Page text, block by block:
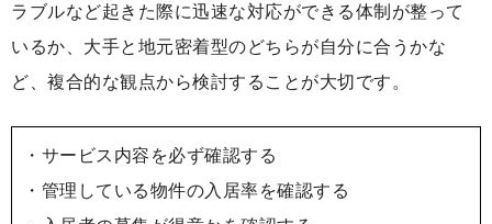
ラブルなど起きた際に迅速な対応ができる体制が整って
いるか、大手と地元密着型のどちらが自分に合うかな
ど、複合的な観点から検討することが大切です。
・サービス内容を必ず確認する
・管理している物件の入居率を確認する